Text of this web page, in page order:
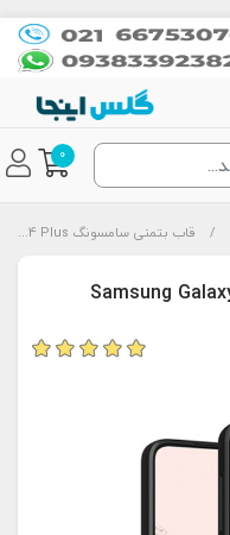
0
/ قاب بتمنی سامسونگ Samsung Galaxy S24 Plus